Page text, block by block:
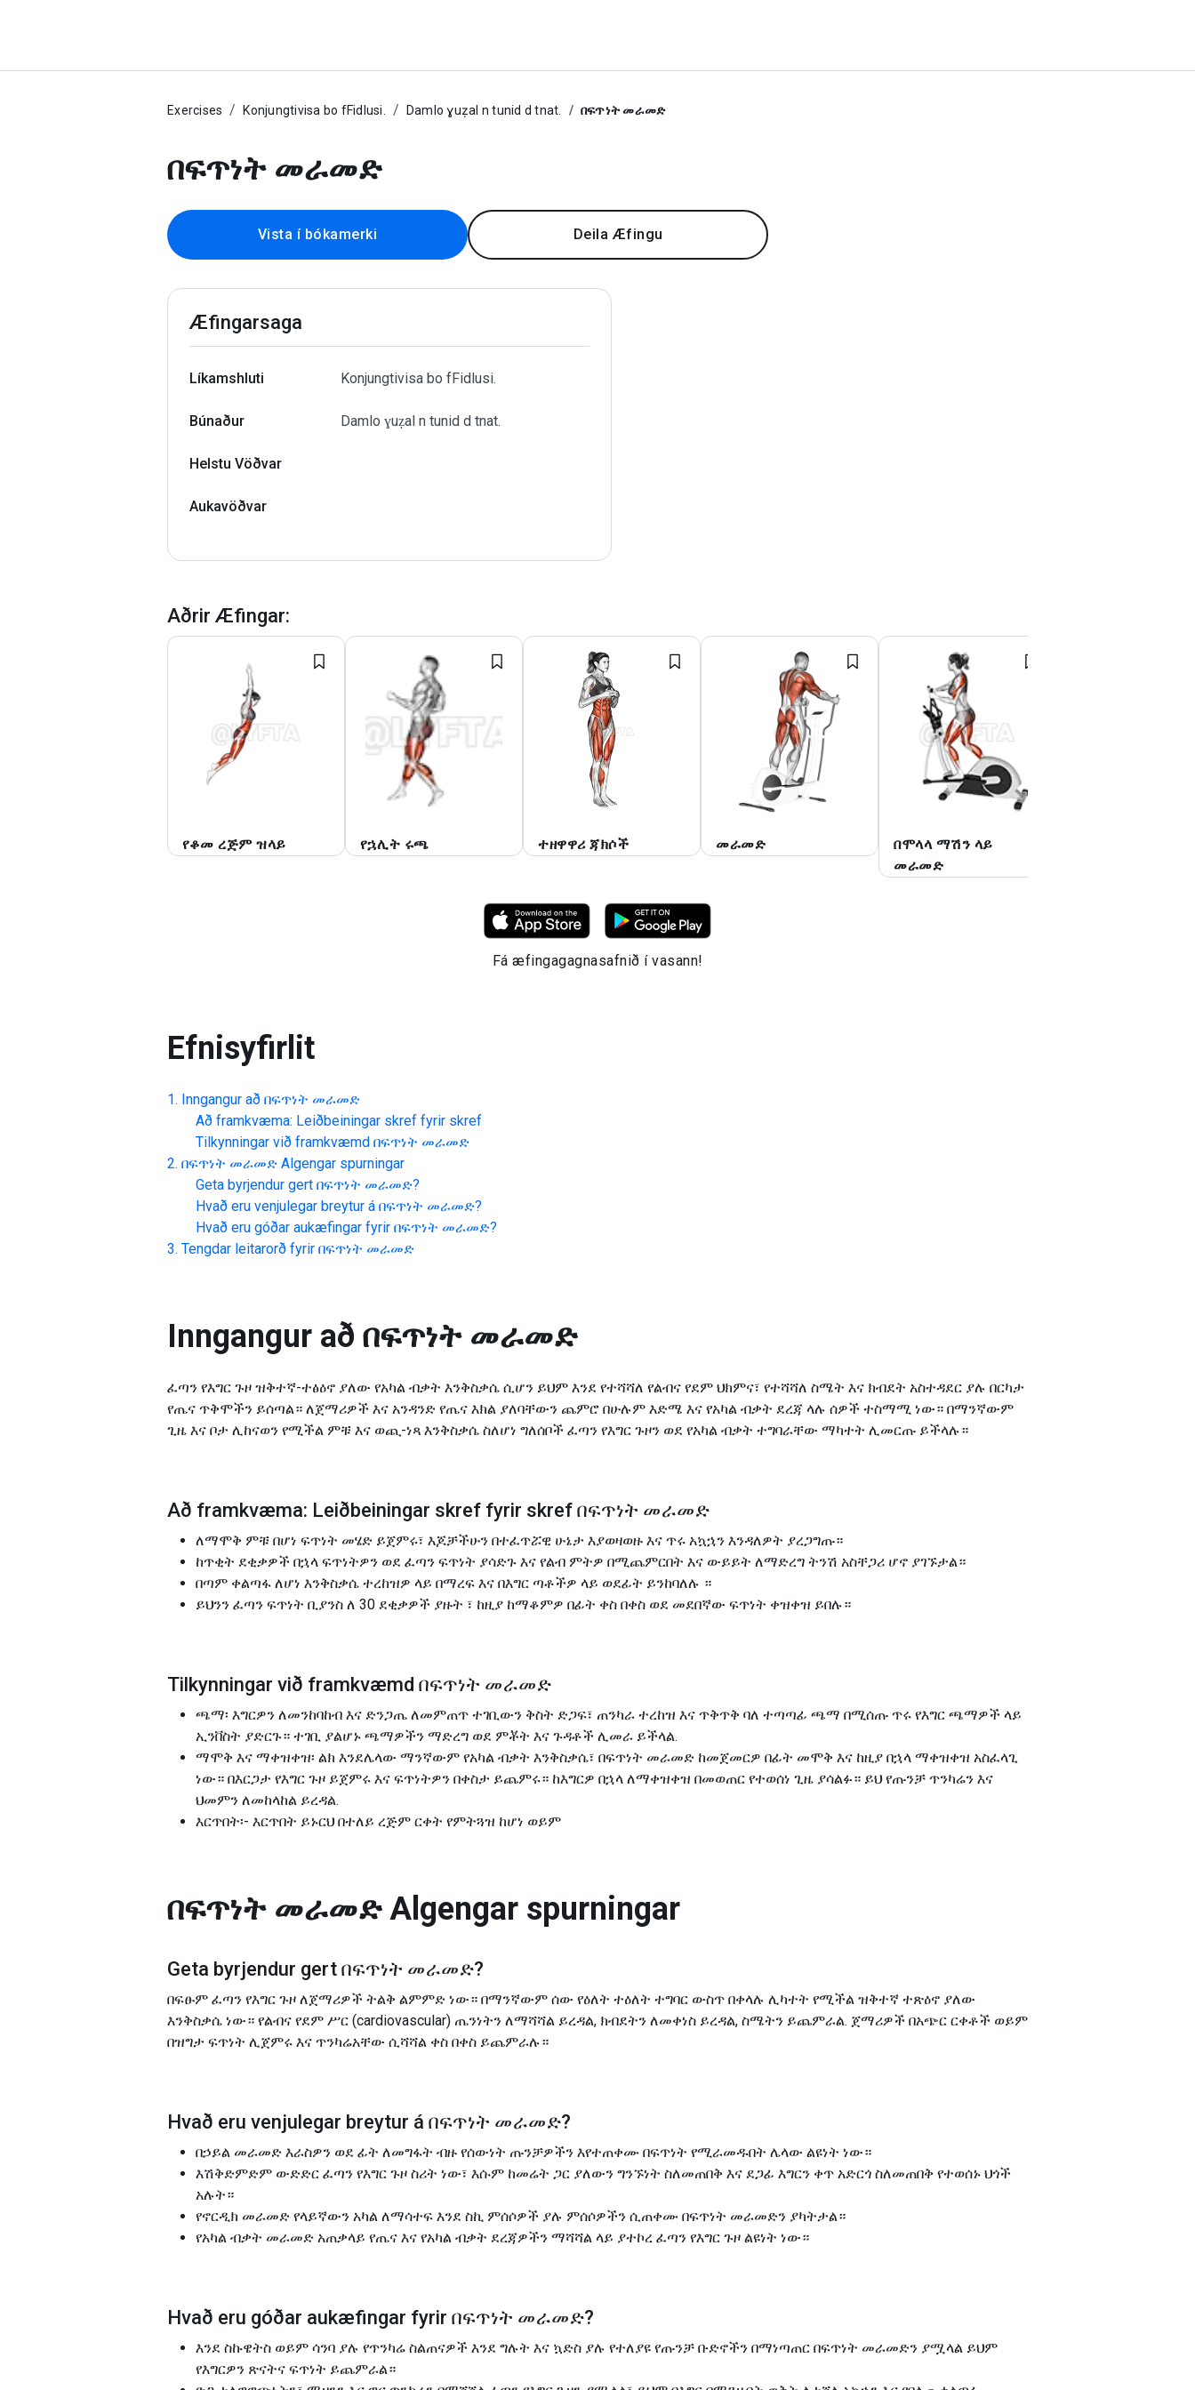
Exercises Konjungtivisa bo fFidlusi. Damlo ɣuẓal n tunid d tnat. በፍጥነት መራመድ
በፍጥነት መራመድ
Vista í bókamerki Deila Æfingu
Æfingarsaga
Líkamshluti Konjungtivisa bo fFidlusi.
Búnaður Damlo ɣuẓal n tunid d tnat.
Helstu Vöðvar
Aukavöðvar
Aðrir Æfingar:
የቆመ ረጅም ዝላይ የኋሊት ሩጫ ተዘዋዋሪ ጃክሶች መራመድ
በሞላላ ማሽን ላይ
መራመድ
Fá æfingagagnasafnið í vasann!
Efnisyfirlit
Inngangur að በፍጥነት መራመድ
Að framkvæma: Leiðbeiningar skref fyrir skref
Tilkynningar við framkvæmd በፍጥነት መራመድ
በፍጥነት መራመድ Algengar spurningar
Geta byrjendur gert በፍጥነት መራመድ?
Hvað eru venjulegar breytur á በፍጥነት መራመድ?
Hvað eru góðar aukæfingar fyrir በፍጥነት መራመድ?
Tengdar leitarorð fyrir በፍጥነት መራመድ
Inngangur að በፍጥነት መራመድ
ፈጣን የእግር ጉዞ ዝቅተኛ-ተፅዕኖ ያለው የአካል ብቃት እንቅስቃሴ ሲሆን ይህም እንደ የተሻሻለ የልብና የደም ህክምና፣ የተሻሻለ ስሜት እና ክብደት አስተዳደር ያሉ በርካታ
የጤና ጥቅሞችን ይሰጣል። ለጀማሪዎች እና አንዳንድ የጤና እክል ያለባቸውን ጨምሮ በሁሉም እድሜ እና የአካል ብቃት ደረጃ ላሉ ሰዎች ተስማሚ ነው። በማንኛውም
ጊዜ እና ቦታ ሊከናወን የሚችል ምቹ እና ወጪ-ነጻ እንቅስቃሴ ስለሆነ ግለሰቦች ፈጣን የእግር ጉዞን ወደ የአካል ብቃት ተግባራቸው ማካተት ሊመርጡ ይችላሉ።
Að framkvæma: Leiðbeiningar skref fyrir skref በፍጥነት መራመድ
ለማሞቅ ምቹ በሆነ ፍጥነት መሄድ ይጀምሩ፣ እጆቻችሁን በተፈጥሯዊ ሁኔታ እያወዛወዙ እና ጥሩ አኳኋን እንዳለዎት ያረጋግጡ።
ከጥቂት ደቂቃዎች በኋላ ፍጥነትዎን ወደ ፈጣን ፍጥነት ያሳድጉ እና የልብ ምትዎ በሚጨምርበት እና ውይይት ለማድረግ ትንሽ አስቸጋሪ ሆኖ ያገኙታል።
በጣም ቀልጣፋ ለሆነ እንቅስቃሴ ተረከዝዎ ላይ በማረፍ እና በእግር ጣቶችዎ ላይ ወደፊት ይንከባለሉ ።
ይህንን ፈጣን ፍጥነት ቢያንስ ለ 30 ደቂቃዎች ያዙት ፣ ከዚያ ከማቆምዎ በፊት ቀስ በቀስ ወደ መደበኛው ፍጥነት ቀዝቀዝ ይበሉ።
Tilkynningar við framkvæmd በፍጥነት መራመድ
ጫማ፡ እግርዎን ለመንከባከብ እና ድንጋጤ ለመምጠጥ ተገቢውን ቅስት ድጋፍ፣ ጠንካራ ተረከዝ እና ጥቅጥቅ ባለ ተጣጣፊ ጫማ በሚሰጡ ጥሩ የእግር ጫማዎች ላይ
ኢንቨስት ያድርጉ። ተገቢ ያልሆኑ ጫማዎችን ማድረግ ወደ ምቾት እና ጉዳቶች ሊመራ ይችላል.
ማሞቅ እና ማቀዝቀዝ፡ ልክ እንደሌላው ማንኛውም የአካል ብቃት እንቅስቃሴ፣ በፍጥነት መራመድ ከመጀመርዎ በፊት መሞቅ እና ከዚያ በኋላ ማቀዝቀዝ አስፈላጊ
ነው። በእርጋታ የእግር ጉዞ ይጀምሩ እና ፍጥነትዎን በቀስታ ይጨምሩ። ከእግርዎ በኋላ ለማቀዝቀዝ በመወጠር የተወሰነ ጊዜ ያሳልፉ። ይህ የጡንቻ ጥንካሬን እና
ህመምን ለመከላከል ይረዳል.
እርጥበት፡- እርጥበት ይኑርህ በተለይ ረጅም ርቀት የምትጓዝ ከሆነ ወይም
በፍጥነት መራመድ Algengar spurningar
Geta byrjendur gert በፍጥነት መራመድ?
በፍፁም ፈጣን የእግር ጉዞ ለጀማሪዎች ትልቅ ልምምድ ነው። በማንኛውም ሰው የዕለት ተዕለት ተግባር ውስጥ በቀላሉ ሊካተት የሚችል ዝቅተኛ ተጽዕኖ ያለው
እንቅስቃሴ ነው። የልብና የደም ሥር (cardiovascular) ጤንነትን ለማሻሻል ይረዳል, ክብደትን ለመቀነስ ይረዳል, ስሜትን ይጨምራል. ጀማሪዎች በአጭር ርቀቶች ወይም
በዝግታ ፍጥነት ሊጀምሩ እና ጥንካሬአቸው ሲሻሻል ቀስ በቀስ ይጨምራሉ።
Hvað eru venjulegar breytur á በፍጥነት መራመድ?
በኃይል መራመድ እራስዎን ወደ ፊት ለመግፋት ብዙ የሰውነት ጡንቻዎችን እየተጠቀሙ በፍጥነት የሚራመዱበት ሌላው ልዩነት ነው።
እሽቅድምድም ውድድር ፈጣን የእግር ጉዞ ስሪት ነው፣ እሱም ከመሬት ጋር ያለውን ግንኙነት ስለመጠበቅ እና ደጋፊ እግርን ቀጥ አድርጎ ስለመጠበቅ የተወሰኑ ህጎች
አሉት።
የኖርዲክ መራመድ የላይኛውን አካል ለማሳተፍ እንደ ስኪ ምሰሶዎች ያሉ ምሰሶዎችን ሲጠቀሙ በፍጥነት መራመድን ያካትታል።
የአካል ብቃት መራመድ አጠቃላይ የጤና እና የአካል ብቃት ደረጃዎችን ማሻሻል ላይ ያተኮረ ፈጣን የእግር ጉዞ ልዩነት ነው።
Hvað eru góðar aukæfingar fyrir በፍጥነት መራመድ?
እንደ ስኩዌትስ ወይም ሳንባ ያሉ የጥንካሬ ስልጠናዎች እንደ ግሉት እና ኳድስ ያሉ የተለያዩ የጡንቻ ቡድኖችን በማነጣጠር በፍጥነት መራመድን ያሟላል ይህም
የእግርዎን ጽናትና ፍጥነት ይጨምራል።